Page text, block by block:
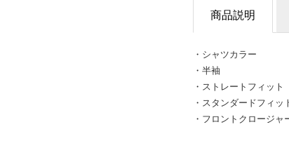
商品説明
・シャツカラー
・半袖
・ストレートフィット
・スタンダードフィッ
・フロントクロージャ